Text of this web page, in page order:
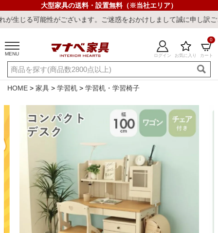
大型家具の送料・設置無料（※当社エリア）
ざいます。ご迷惑をおかけしまして誠に申し訳ございません。
MENU ログイン お気に入り カート
0
ご利用ガイド 新規会員登録
店舗一覧 閲覧履歴
キーワード・商品番号で探す
最短発送 冷感ラグ 冷感寝具 ワークデスク
HOME 家具 学習机 学習机・学習椅子